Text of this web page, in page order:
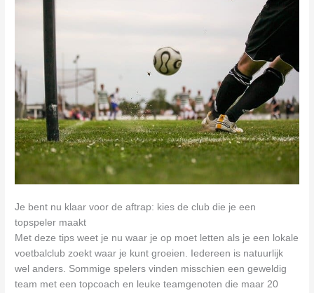
Je bent nu klaar voor de aftrap: kies de club die je een
topspeler maakt
Met deze tips weet je nu waar je op moet letten als je een lokale
voetbalclub zoekt waar je kunt groeien. Iedereen is natuurlijk
wel anders. Sommige spelers vinden misschien een geweldig
team met een topcoach en leuke teamgenoten die maar 20